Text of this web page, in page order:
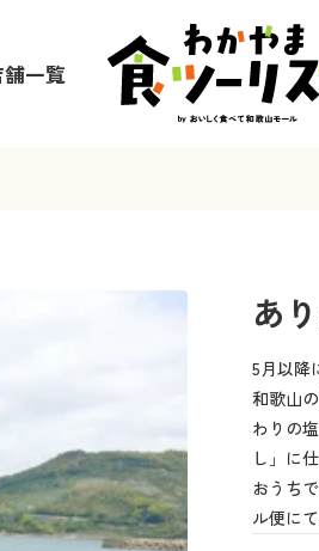
舗一覧
あ
5月以降
和歌山
わりの
し」に
おうち
ル便に